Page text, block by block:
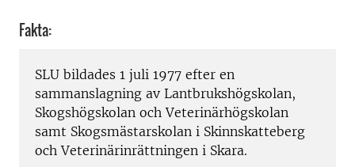
Fakta:
SLU bildades 1 juli 1977 efter en
sammanslagning av Lantbrukshögskolan,
Skogshögskolan och Veterinärhögskolan
samt Skogsmästarskolan i Skinnskatteberg
och Veterinärinrättningen i Skara.